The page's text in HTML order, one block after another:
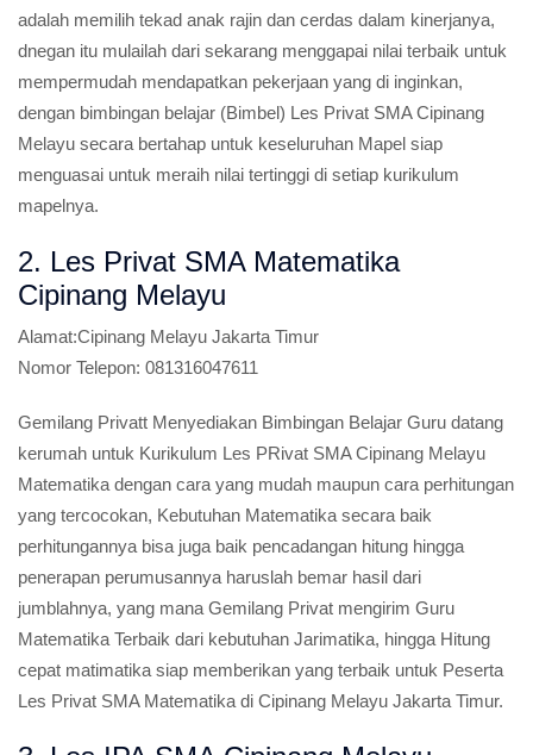
adalah memilih tekad anak rajin dan cerdas dalam kinerjanya,
dnegan itu mulailah dari sekarang menggapai nilai terbaik untuk
mempermudah mendapatkan pekerjaan yang di inginkan,
dengan bimbingan belajar (Bimbel) Les Privat SMA Cipinang
Melayu secara bertahap untuk keseluruhan Mapel siap
menguasai untuk meraih nilai tertinggi di setiap kurikulum
mapelnya.
2. Les Privat SMA Matematika
Cipinang Melayu
Alamat:Cipinang Melayu Jakarta Timur
Nomor Telepon: 081316047611
Gemilang Privatt Menyediakan Bimbingan Belajar Guru datang
kerumah untuk Kurikulum Les PRivat SMA Cipinang Melayu
Matematika dengan cara yang mudah maupun cara perhitungan
yang tercocokan, Kebutuhan Matematika secara baik
perhitungannya bisa juga baik pencadangan hitung hingga
penerapan perumusannya haruslah bemar hasil dari
jumblahnya, yang mana Gemilang Privat mengirim Guru
Matematika Terbaik dari kebutuhan Jarimatika, hingga Hitung
cepat matimatika siap memberikan yang terbaik untuk Peserta
Les Privat SMA Matematika di Cipinang Melayu Jakarta Timur.